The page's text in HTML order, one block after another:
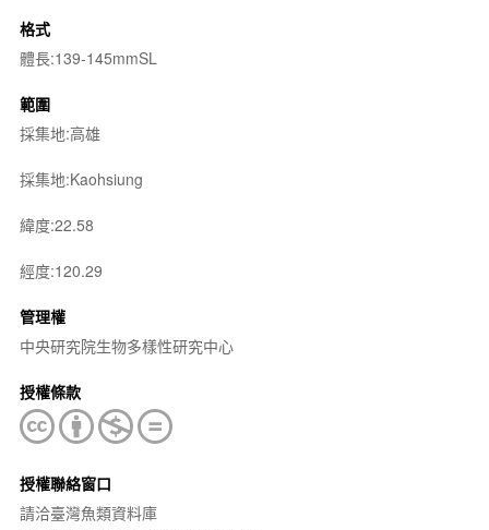
格式
體長:139-145mmSL
範圍
採集地:高雄
採集地:Kaohsiung
緯度:22.58
經度:120.29
管理權
中央研究院生物多樣性研究中心
授權條款
授權聯絡窗口
請洽臺灣魚類資料庫